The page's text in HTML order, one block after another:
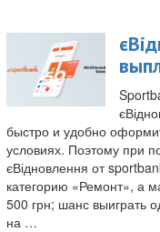
быстро и удобно
условиях. Поэтому при
єВідновлення от
категорию «Ремонт», а
500 грн; шанс выиграть
на …